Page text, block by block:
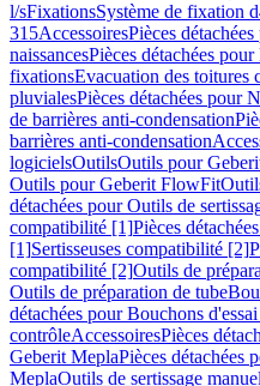
l/sFixationsSystème de fixation
315AccessoiresPièces
naissancesPièces détachées pour
fixationsEvacuation des toitures
pluvialesPièces détachées pour
de barrières anti-condensation
barrières anti-condensation
logicielsOutilsOutils pour
Outils pour Geberit FlowFit
détachées pour Outils de
compatibilité [1]Pièces
[1]Sertisseuses compatibilité [2]
compatibilité [2]Outils de
Outils de préparation de tube
détachées pour Bouchons
contrôleAccessoiresPièces
Geberit MeplaPièces détachées
MeplaOutils de sertissage